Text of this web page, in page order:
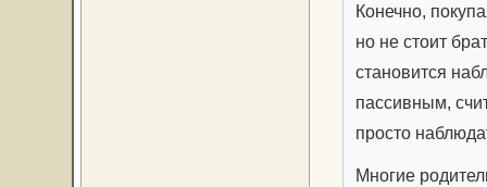
Конечно,
но не стоит
становится
пассивным,
просто
Многие